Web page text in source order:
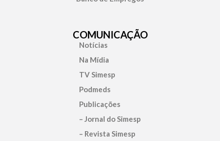
COMUNICAÇÃO
Notícias
Na Mídia
TV Simesp
Podmeds
Publicações
– Jornal do Simesp
– Revista Simesp